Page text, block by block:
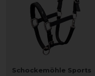
Schockemöhle Sports